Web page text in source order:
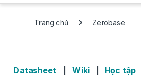
Trang chủ Zerobase
Datasheet Wiki Học tập